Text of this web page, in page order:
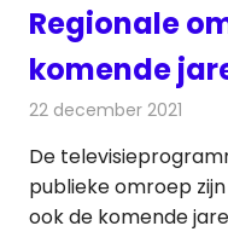
Regionale
komende
22 december 2021
De
publieke omroep
ook de komende